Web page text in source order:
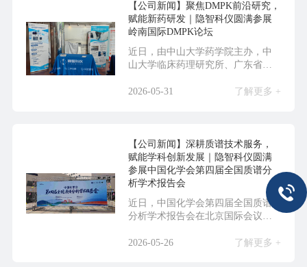
【公司新闻】聚焦DMPK前沿研究，
赋能新药研发｜隐智科仪圆满参展
岭南国际DMPK论坛
近日，由中山大学药学院主办，中
山大学临床药理研究所、广东省新
2026-05-31
了解更多 +
【公司新闻】深耕质谱技术服务，
赋能学科创新发展｜隐智科仪圆满
参展中国化学会第四届全国质谱分
析学术报告会
近日，中国化学会第四届全国质谱
分析学术报告会在北京国际会议中
2026-05-26
了解更多 +